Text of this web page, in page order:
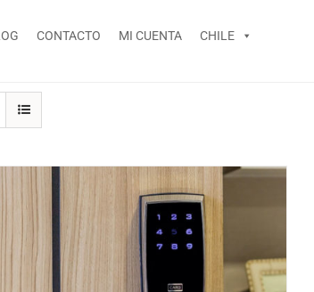
CONTACTO MI CUENTA CHILE